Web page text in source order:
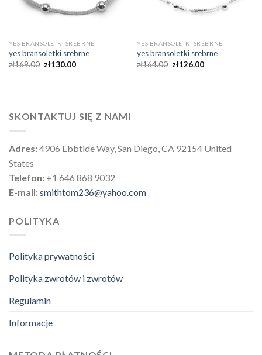
YES BRANSOLETKI SREBRNE
yes bransoletki srebrne
zł169.00 zł130.00
YES BRANSOLETKI SREBRNE
yes bransoletki srebrne
zł164.00 zł126.00
SKONTAKTUJ SIĘ Z NAMI
Adres:4906 Ebbtide Way, San Diego, CA 92154 United
States
Telefon: +1 646 868 9032
E-mail:smithtom236@yahoo.com
POLITYKA
Polityka prywatności
Polityka zwrotów i zwrotów
Regulamin
Informacje